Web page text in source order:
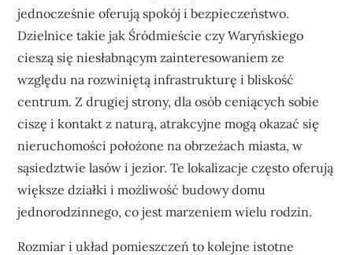
jednocześnie oferują spokój i bezpieczeństwo.
Dzielnice takie jak Śródmieście czy Waryńskiego
cieszą się niesłabnącym zainteresowaniem ze
względu na rozwiniętą infrastrukturę i bliskość
centrum. Z drugiej strony, dla osób ceniących sobie
ciszę i kontakt z naturą, atrakcyjne mogą okazać się
nieruchomości położone na obrzeżach miasta, w
sąsiedztwie lasów i jezior. Te lokalizacje często oferują
większe działki i możliwość budowy domu
jednorodzinnego, co jest marzeniem wielu rodzin.
Rozmiar i układ pomieszczeń to kolejne istotne